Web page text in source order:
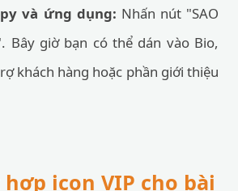
và ứng dụng: Nhấn nút "SAO
Bây giờ bạn có thể dán vào Bio,
khách hàng hoặc phần giới thiệu
icon VIP cho bài